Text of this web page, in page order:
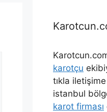
karotçu
tıkla
istanbul
karot firması